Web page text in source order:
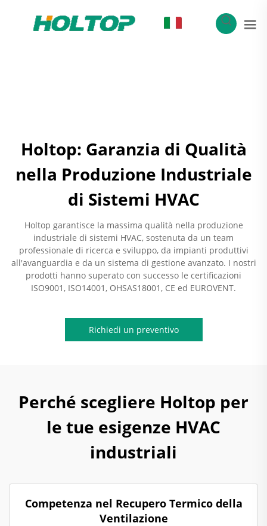
Holtop: Garanzia di Qualità
nella Produzione Industriale
di Sistemi HVAC
Holtop garantisce la massima qualità nella produzione
industriale di sistemi HVAC, sostenuta da un team
professionale di ricerca e sviluppo, da impianti produttivi
all'avanguardia e da un sistema di gestione avanzato. I nostri
prodotti hanno superato con successo le certificazioni
ISO9001, ISO14001, OHSAS18001, CE ed EUROVENT.
Richiedi un preventivo
Perché scegliere Holtop per
le tue esigenze HVAC
industriali
Competenza nel Recupero Termico della
Ventilazione